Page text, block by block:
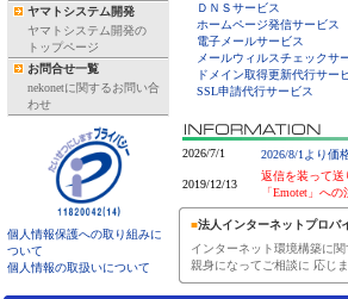
ヤマトシステム開発
ヤマトシステム開発の
トップページ
お問合せ一覧
nekonetに関するお問い合
わせ
個人情報保護への取り組みに
ついて
個人情報の取扱いについて
ＤＮＳサービス
ホームページ発信サービス
電子メールサービス
メールウィルスチェックサ
ドメイン取得更新代行サー
SSL申請代行サービス
2026/7/1 2026/8/1より価
2019/12/13
返信を装って送
「Emotet」へ
■法人インターネットプロバ
インターネット環境構築に
親身になってご相談に 応じま